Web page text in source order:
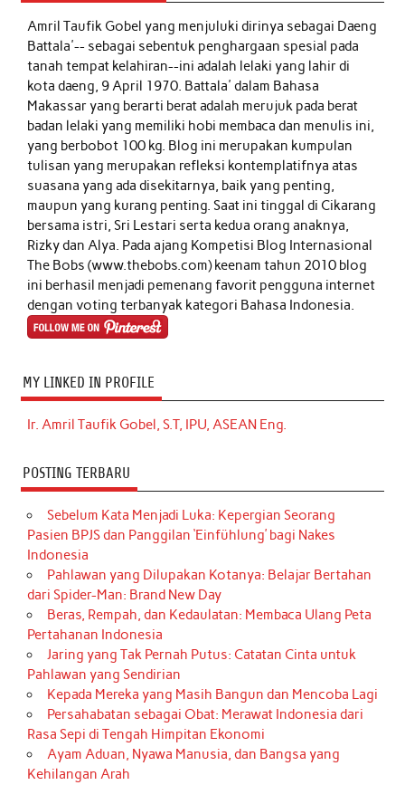
Amril Taufik Gobelyang menjuluki dirinya sebagai Daeng
Battala'-- sebagai sebentuk penghargaan spesial pada
tanah tempat kelahiran--ini adalah lelaki yang lahir di
kota daeng, 9 April 1970. Battala' dalam Bahasa
Makassar yang berarti berat adalah merujuk pada berat
badan lelaki yang memiliki hobi membaca dan menulis ini,
yang berbobot 100 kg. Blog ini merupakan kumpulan
tulisan yang merupakan refleksi kontemplatifnya atas
suasana yang ada disekitarnya, baik yang penting,
maupun yang kurang penting. Saat ini tinggal di Cikarang
bersama istri, Sri Lestari serta kedua orang anaknya,
Rizky dan Alya. Pada ajang Kompetisi Blog Internasional
The Bobs (www.thebobs.com) keenam tahun 2010 blog
ini berhasil menjadi pemenang favorit pengguna internet
dengan voting terbanyak kategori Bahasa Indonesia.
MY LINKED IN PROFILE
Ir. Amril Taufik Gobel, S.T, IPU, ASEAN Eng.
POSTING TERBARU
Sebelum Kata Menjadi Luka: Kepergian Seorang
Pasien BPJS dan Panggilan ‘Einfühlung’ bagi Nakes
Indonesia
Pahlawan yang Dilupakan Kotanya: Belajar Bertahan
dari Spider-Man: Brand New Day
Beras, Rempah, dan Kedaulatan: Membaca Ulang Peta
Pertahanan Indonesia
Jaring yang Tak Pernah Putus: Catatan Cinta untuk
Pahlawan yang Sendirian
Kepada Mereka yang Masih Bangun dan Mencoba Lagi
Persahabatan sebagai Obat: Merawat Indonesia dari
Rasa Sepi di Tengah Himpitan Ekonomi
Ayam Aduan, Nyawa Manusia, dan Bangsa yang
Kehilangan Arah